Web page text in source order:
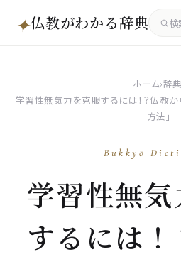
✦仏教がわかる辞典 検
ホーム›辞典
学習性無気力を克服するには！？仏教
方法」
Bukkyō
学習性無
するには